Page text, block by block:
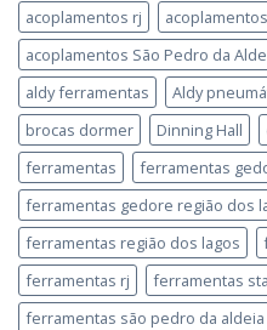
acoplamentos rj
acoplamentos São Pedro da
aldy ferramentas
Aldy
brocas dormer
Dinning Hall
ferramentas
ferramentas
ferramentas gedore região dos
ferramentas região dos lagos
ferramentas rj
ferramentas
ferramentas são pedro da aldeia